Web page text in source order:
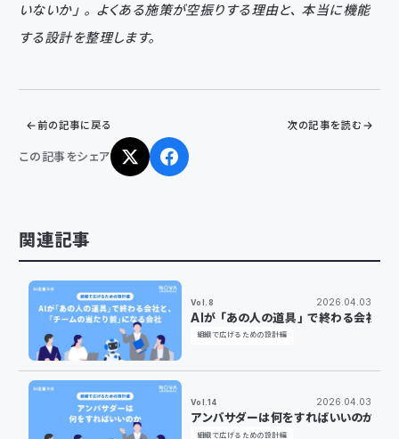
いないか」。よくある施策が空振りする理由と、本当に機能
する設計を整理します。
前の記事に戻る 次の記事を読む
この記事をシェア
関連記事
Vol.8 2026.04.03
AIが「あの人の道具」で終わる会社と
組織で広げるための設計編
Vol.14 2026.04.03
アンバサダーは何をすればいいのか
組織で広げるための設計編